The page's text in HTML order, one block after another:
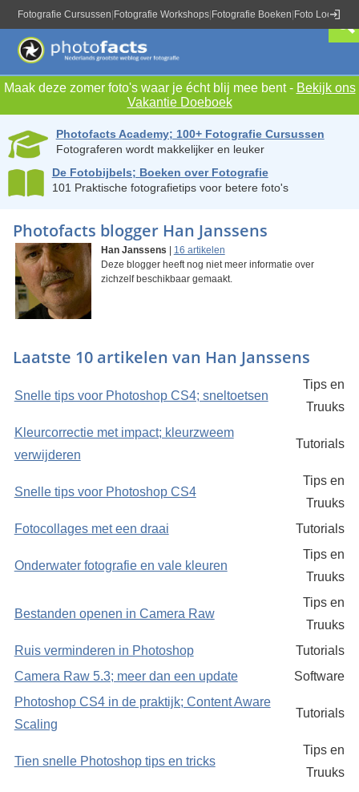
Fotografie Cursussen Fotografie Workshops Fotografie Boeken Foto Locaties
Maak deze zomer foto's waar je écht blij mee bent - Bekijk ons
Vakantie Doeboek
Photofacts Academy; 100+ Fotografie Cursussen
Fotograferen wordt makkelijker en leuker
De Fotobijbels; Boeken over Fotografie
101 Praktische fotografietips voor betere foto's
Photofacts blogger Han Janssens
Han Janssens
16 artikelen
Deze blogger heeft nog niet meer informatie over
zichzelf beschikbaar gemaakt.
Laatste 10 artikelen van Han Janssens
Snelle tips voor Photoshop CS4; sneltoetsen
Tips en
Truuks
Kleurcorrectie met impact; kleurzweem
verwijderen
Tutorials
Snelle tips voor Photoshop CS4
Tips en
Truuks
Fotocollages met een draai
Tutorials
Onderwater fotografie en vale kleuren
Tips en
Truuks
Bestanden openen in Camera Raw
Tips en
Truuks
Ruis verminderen in Photoshop
Tutorials
Camera Raw 5.3; meer dan een update
Software
Photoshop CS4 in de praktijk; Content Aware
Scaling
Tutorials
Tien snelle Photoshop tips en tricks
Tips en
Truuks